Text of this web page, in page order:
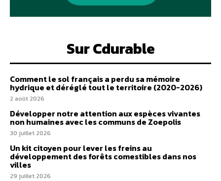
Sur Cdurable
Comment le sol français a perdu sa mémoire
hydrique et déréglé tout le territoire (2020-2026)
2 août 2026
Développer notre attention aux espèces vivantes
non humaines avec les communs de Zoepolis
30 juillet 2026
Un kit citoyen pour lever les freins au
développement des forêts comestibles dans nos
villes
29 juillet 2026